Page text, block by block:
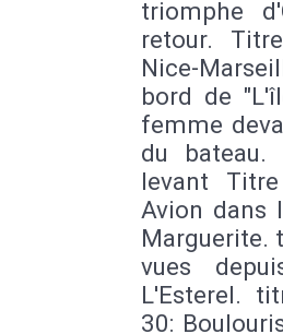
triomphe
retour.
Nice-
bord de
femme
du
levant
Avion dans
Marguerite.
vues
L'Esterel.
30: